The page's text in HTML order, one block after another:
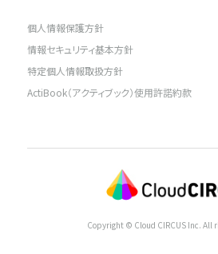
個人情報保護方針
情報セキュリティ基本方針
特定個人情報取扱方針
ActiBook（アクティブック）使用許諾約款
Copyright © Cloud CIRCUS Inc. All